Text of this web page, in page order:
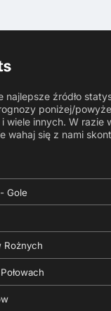
najlepsze źródło
poniżej/
wiele innych. W razie
wahaj się z nami
Gole
Rożnych